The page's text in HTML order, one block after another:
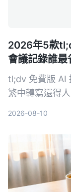
2026年5款
會議記錄誰最
tl;dv 免費版 AI
繁中轉寫還得
合台灣團隊的
2026-08-10